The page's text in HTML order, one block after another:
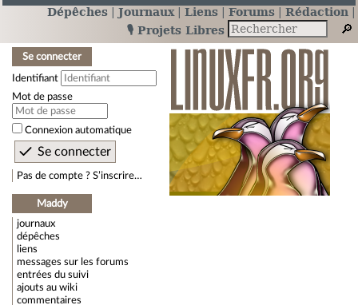
Dépêches Journaux Liens Forums
Rédaction
🎙️ Projets Libres
Se connecter
Identifiant
Mot de passe
Connexion automatique
Pas de compte ? S’inscrire…
Maddy
journaux
dépêches
liens
messages sur les forums
entrées du suivi
ajouts au wiki
commentaires